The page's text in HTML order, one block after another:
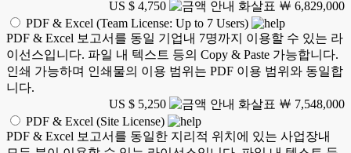
US $ 4,750
￦ 6,829,000
PDF & Excel (Team License: Up to 7 Users)
PDF & Excel 보고서를 동일 기업내 7명까지 이용할 수 있는 라
이선스입니다. 파일 내 텍스트 등의 Copy & Paste 가능합니다.
인쇄 가능하며 인쇄물의 이용 범위는 PDF 이용 범위와 동일합
니다.
US $ 5,250
￦ 7,548,000
PDF & Excel (Site License)
PDF & Excel 보고서를 동일한 지리적 위치에 있는 사업장내